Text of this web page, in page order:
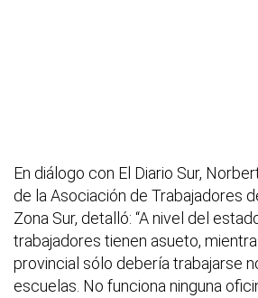
En diálogo con El Diario Sur,
de la Asociación de Trabajadores
Zona Sur, detalló: “A nivel del
trabajadores tienen asueto,
provincial sólo debería trabajarse
escuelas. No funciona ninguna